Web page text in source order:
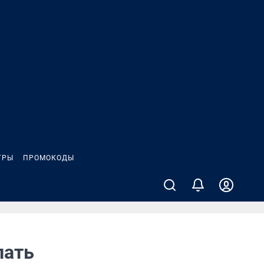
ПРОМОКОДЫ